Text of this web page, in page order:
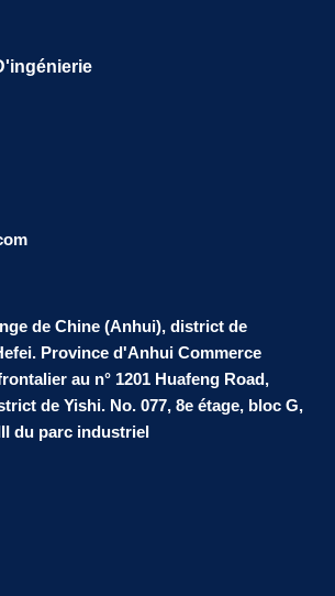
de Chine (Anhui), district de
Province d'Anhui Commerce
au n° 1201 Huafeng Road,
de Yishi. No. 077, 8e étage, bloc G,
du parc industriel